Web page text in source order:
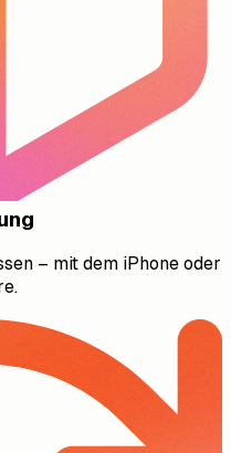
– mit dem iPhone oder